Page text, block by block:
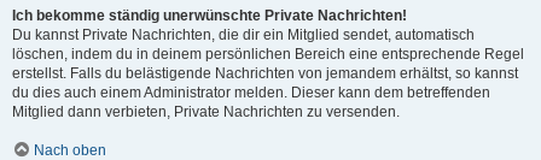
Ich bekomme ständig unerwünschte Private Nachrichten!
Du kannst Private Nachrichten, die dir ein Mitglied sendet, automatisch
löschen, indem du in deinem persönlichen Bereich eine entsprechende Regel
erstellst. Falls du belästigende Nachrichten von jemandem erhältst, so kannst
du dies auch einem Administrator melden. Dieser kann dem betreffenden
Mitglied dann verbieten, Private Nachrichten zu versenden.
Nach oben